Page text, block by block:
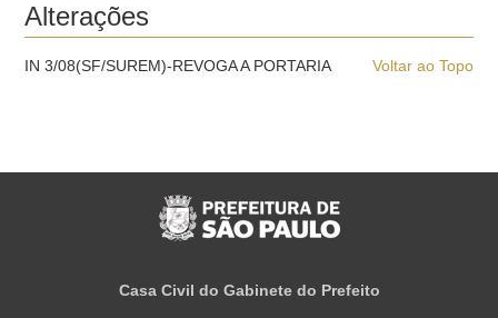
Alterações
Voltar ao Topo
IN 3/08(SF/SUREM)-REVOGA A PORTARIA
Casa Civil do Gabinete do Prefeito